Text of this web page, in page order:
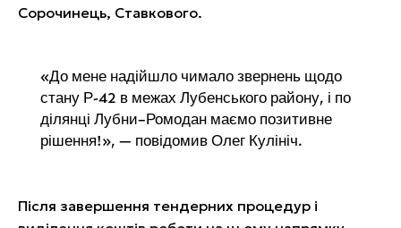
Сорочинець, Ставкового.
«До мене надійшло чимало звернень щодо
стану Р-42 в межах Лубенського району, і по
ділянці Лубни–Ромодан маємо позитивне
рішення!», — повідомив Олег Кулініч.
Після завершення тендерних процедур і